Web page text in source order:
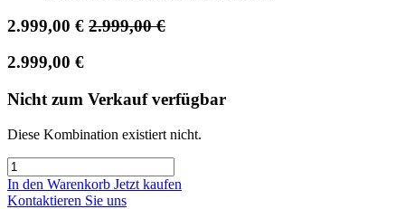
2.999,00 € 2.999,00€
2.999,00 €
Nicht zum Verkauf verfügbar
Diese Kombination existiert nicht.
In den Warenkorb Jetzt kaufen
Kontaktieren Sie uns